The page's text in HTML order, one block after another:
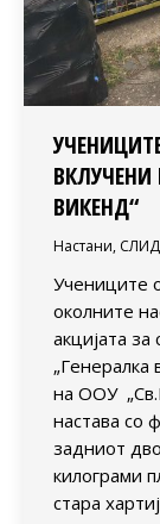
ВКЛУЧЕНИ
ВИКЕНД“
Настани,
Учениците
околните
акцијата
„Генералка
на ООУ
настава со
задниот
килограми
стара